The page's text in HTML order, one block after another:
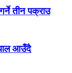
तीन पक्राउ
आउँदै